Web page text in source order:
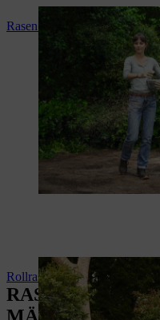
Rasen säen (Video-Anleitung)
Rollrasen verlegen (Video-
RASEN